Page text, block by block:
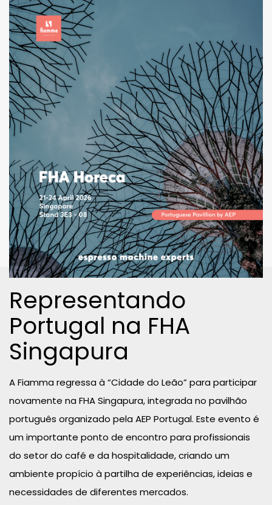
Representando
Portugal na FHA
Singapura
A Fiamma regressa à “Cidade do Leão” para participar
novamente na FHA Singapura, integrada no pavilhão
português organizado pela AEP Portugal. Este evento é
um importante ponto de encontro para profissionais
do setor do café e da hospitalidade, criando um
ambiente propício à partilha de experiências, ideias e
necessidades de diferentes mercados.